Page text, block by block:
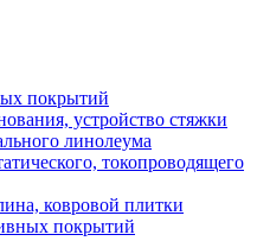
покрытий
устройство стяжки
линолеума
токопроводящего
ковровой плитки
покрытий